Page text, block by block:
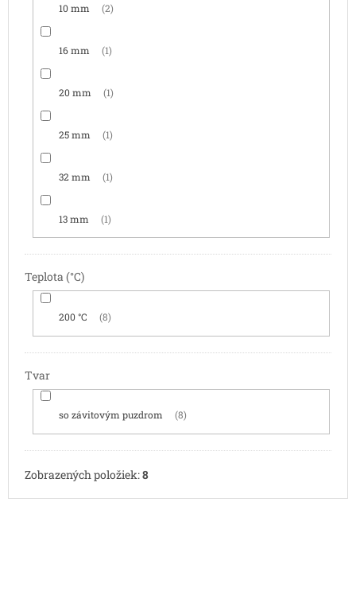
10 mm 2
16 mm 1
20 mm 1
25 mm 1
32 mm 1
13 mm 1
Teplota (°C)
200 °C 8
Tvar
so závitovým puzdrom 8
Zobrazených položiek:8